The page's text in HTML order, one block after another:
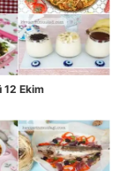
12 Ekim